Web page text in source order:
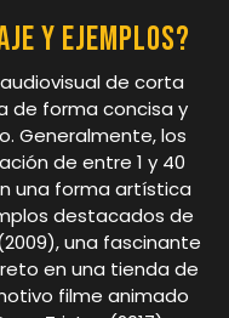
y ejemplos?
de corta
de forma concisa y
Generalmente, los
de entre 1 y 40
una forma artística
destacados de
una fascinante
en una tienda de
filme animado